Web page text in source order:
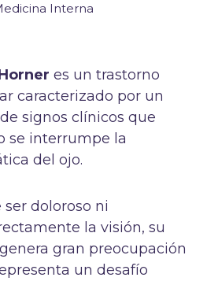
Interna
es un trastorno
caracterizado por un
signos clínicos que
se interrumpe la
del ojo.
doloroso ni
la visión, su
gran preocupación
un desafío